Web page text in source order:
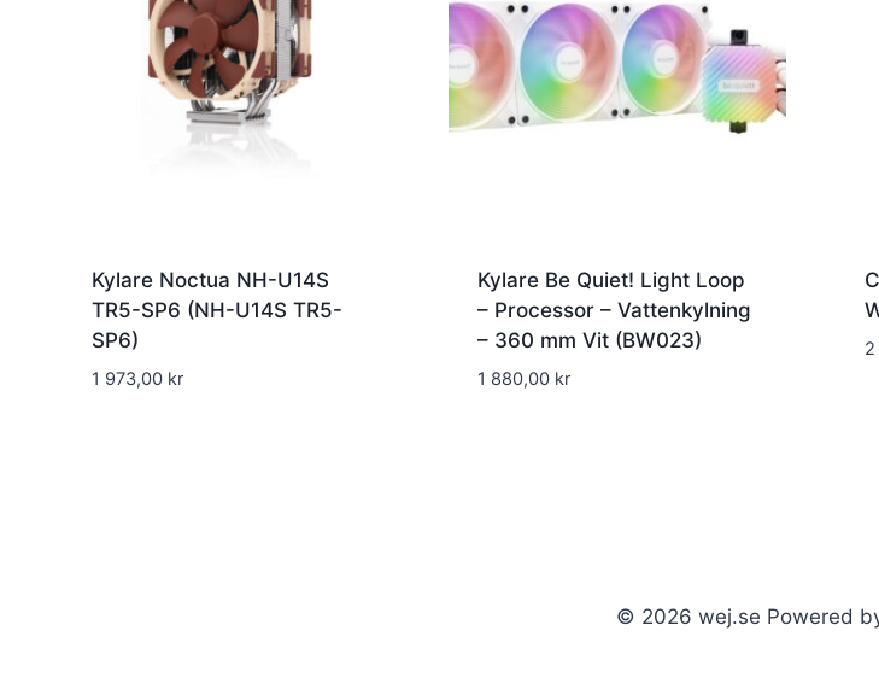
Kylare Noctua NH-U14S
TR5-SP6 (NH-U14S TR5-
SP6)
1 973,00 kr
Kylare Be Quiet! Light Loop
– Processor – Vattenkylning
– 360 mm Vit (BW023)
1 880,00 kr
2
© 2026 wej.se Powered